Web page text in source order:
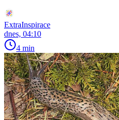
ExtraInspirace
dnes, 04:10
4 min